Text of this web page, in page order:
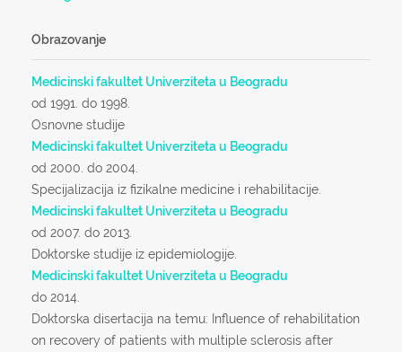
Obrazovanje
Medicinski fakultet Univerziteta u Beogradu
od 1991. do 1998.
Osnovne studije
Medicinski fakultet Univerziteta u Beogradu
od 2000. do 2004.
Specijalizacija iz fizikalne medicine i rehabilitacije.
Medicinski fakultet Univerziteta u Beogradu
od 2007. do 2013.
Doktorske studije iz epidemiologije.
Medicinski fakultet Univerziteta u Beogradu
do 2014.
Doktorska disertacija na temu: Influence of rehabilitation
on recovery of patients with multiple sclerosis after